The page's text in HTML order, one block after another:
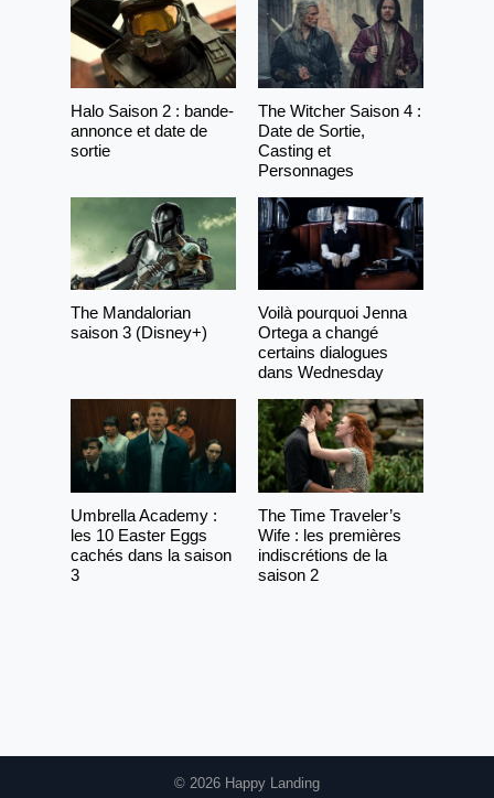
Halo Saison 2 : bande-
annonce et date de
sortie
The Witcher Saison 4 :
Date de Sortie,
Casting et
Personnages
The Mandalorian
saison 3 (Disney+)
Voilà pourquoi Jenna
Ortega a changé
certains dialogues
dans Wednesday
Umbrella Academy :
les 10 Easter Eggs
cachés dans la saison
3
The Time Traveler’s
Wife : les premières
indiscrétions de la
saison 2
© 2026 Happy Landing